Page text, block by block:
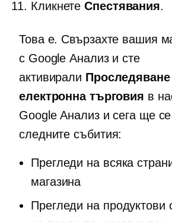
КликнетеСпестявания.
Това е. Свързахте вашия
с Google Анализ и сте
активирали
електронна търговия в
Google Анализ и сега ще
следните събития:
Прегледи на всяка
магазина
Прегледи на продуктови